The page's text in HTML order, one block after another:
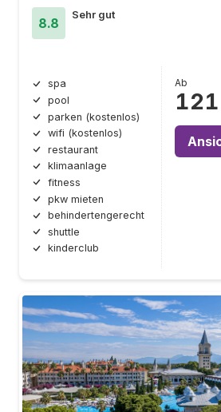
8.8
Sehr gut
spa
pool
parken (kostenlos)
wifi (kostenlos)
restaurant
klimaanlage
fitness
pkw mieten
behindertengerecht
shuttle
kinderclub
Ab